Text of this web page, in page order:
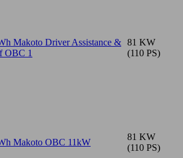
Makoto Driver Assistance &
OBC 1
81 KW
(110 PS)
Makoto OBC 11kW
81 KW
(110 PS)